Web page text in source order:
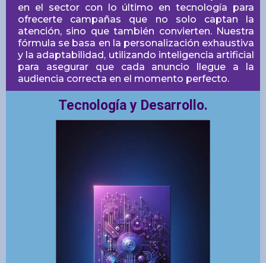
en el sector con lo último en tecnología para
ofrecerte campañas que no solo captan la
atención, sino que también convierten. Nuestra
fórmula se basa en la personalización exhaustiva
y la adaptabilidad, utilizando inteligencia artificial
para asegurar que cada anuncio llegue a la
audiencia correcta en el momento perfecto.
Tecnología y Desarrollo.